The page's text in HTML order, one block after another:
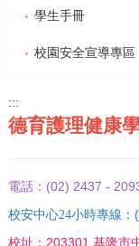
學生手冊
校園安全宣導專區
:::
德育護理健康
電話： (02) 2437 -
校安中心24小時專線：
校址： 203301 基隆市